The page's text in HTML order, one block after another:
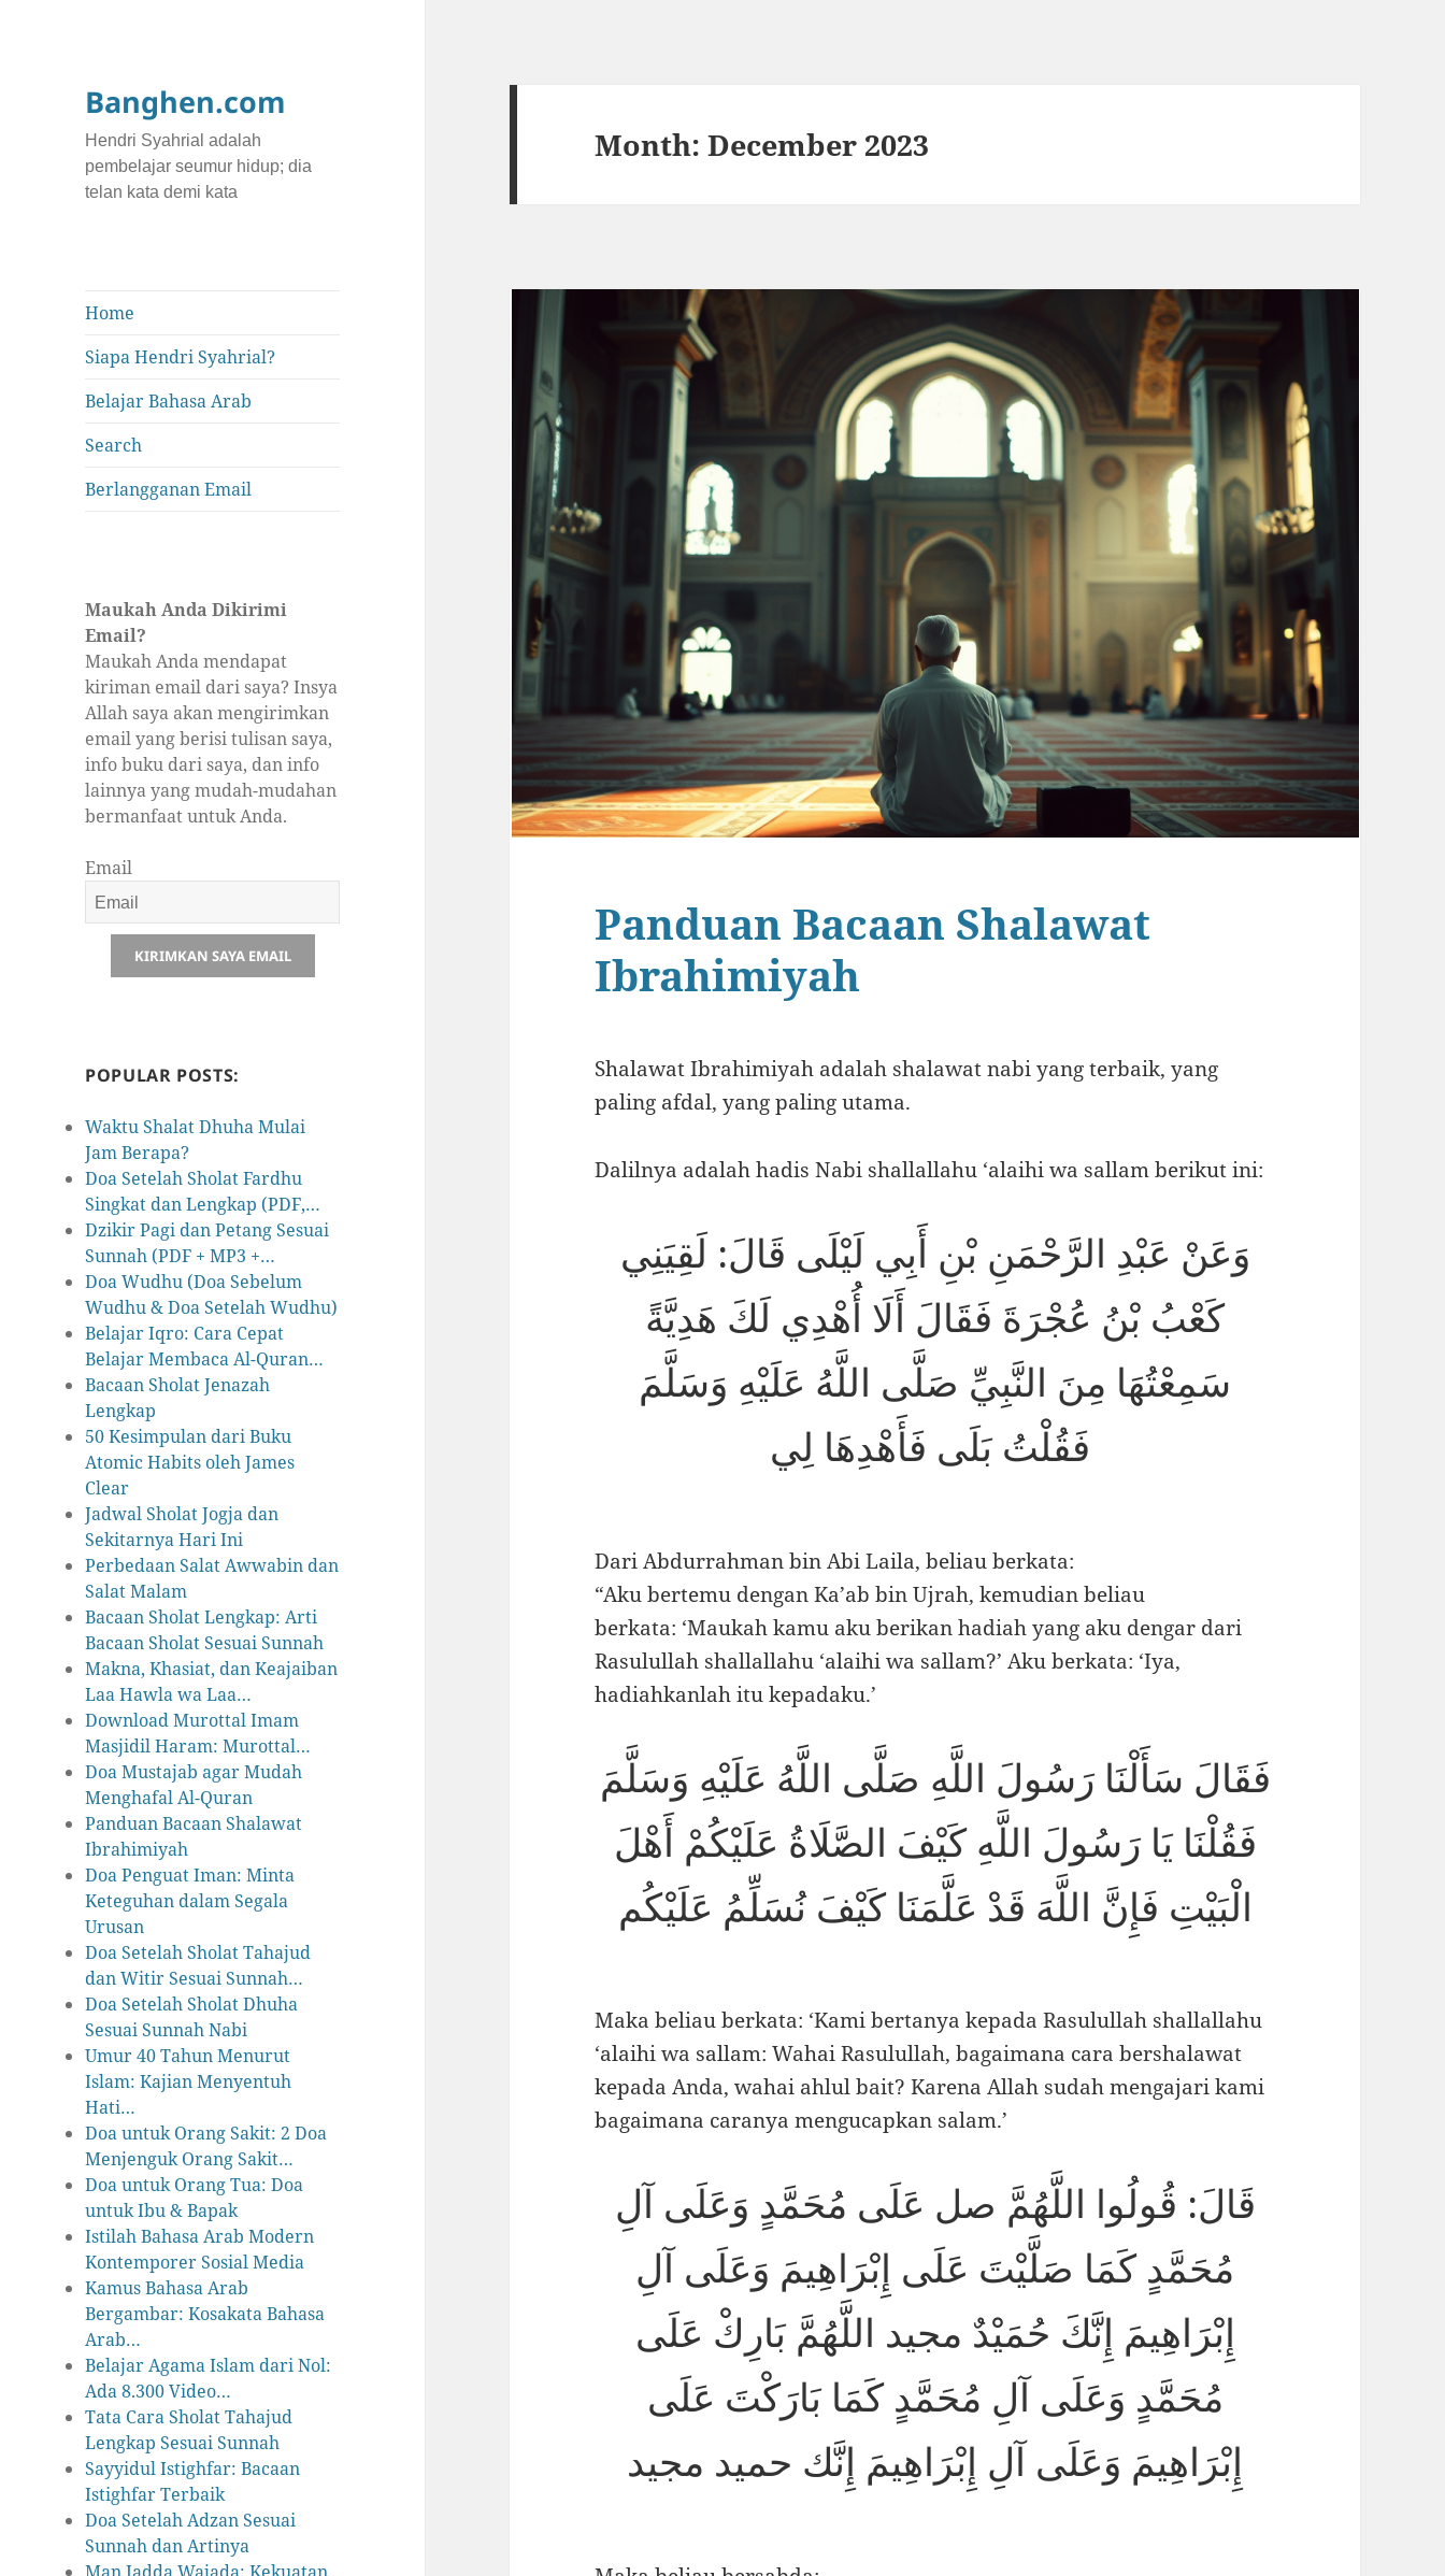
Banghen.com
Hendri Syahrial adalah
pembelajar seumur hidup; dia
telan kata demi kata
Home
Siapa Hendri Syahrial?
Belajar Bahasa Arab
Search
Berlangganan Email
Maukah Anda Dikirimi
Email?
Maukah Anda mendapat
kiriman email dari saya? Insya
Allah saya akan mengirimkan
email yang berisi tulisan saya,
info buku dari saya, dan info
lainnya yang mudah-mudahan
bermanfaat untuk Anda.
Email
KIRIMKAN SAYA EMAIL
POPULAR POSTS:
Waktu Shalat Dhuha Mulai
Jam Berapa?
Doa Setelah Sholat Fardhu
Singkat dan Lengkap (PDF,…
Dzikir Pagi dan Petang Sesuai
Sunnah (PDF + MP3 +…
Doa Wudhu (Doa Sebelum
Wudhu & Doa Setelah Wudhu)
Belajar Iqro: Cara Cepat
Belajar Membaca Al-Quran…
Bacaan Sholat Jenazah
Lengkap
50 Kesimpulan dari Buku
Atomic Habits oleh James
Clear
Jadwal Sholat Jogja dan
Sekitarnya Hari Ini
Perbedaan Salat Awwabin dan
Salat Malam
Bacaan Sholat Lengkap: Arti
Bacaan Sholat Sesuai Sunnah
Makna, Khasiat, dan Keajaiban
Laa Hawla wa Laa…
Download Murottal Imam
Masjidil Haram: Murottal…
Doa Mustajab agar Mudah
Menghafal Al-Quran
Panduan Bacaan Shalawat
Ibrahimiyah
Doa Penguat Iman: Minta
Keteguhan dalam Segala
Urusan
Doa Setelah Sholat Tahajud
dan Witir Sesuai Sunnah…
Doa Setelah Sholat Dhuha
Sesuai Sunnah Nabi
Umur 40 Tahun Menurut
Islam: Kajian Menyentuh
Hati…
Doa untuk Orang Sakit: 2 Doa
Menjenguk Orang Sakit…
Doa untuk Orang Tua: Doa
untuk Ibu & Bapak
Istilah Bahasa Arab Modern
Kontemporer Sosial Media
Kamus Bahasa Arab
Bergambar: Kosakata Bahasa
Arab…
Belajar Agama Islam dari Nol:
Ada 8.300 Video…
Tata Cara Sholat Tahajud
Lengkap Sesuai Sunnah
Sayyidul Istighfar: Bacaan
Istighfar Terbaik
Doa Setelah Adzan Sesuai
Sunnah dan Artinya
Month:December 2023
Panduan Bacaan Shalawat
Ibrahimiyah
Shalawat Ibrahimiyah adalah shalawat nabi yang terbaik, yang
paling afdal, yang paling utama.
Dalilnya adalah hadis Nabi shallallahu ‘alaihi wa sallam berikut ini:
وَعَنْ عَبْدِ الرَّحْمَنِ بْنِ أَبِي لَيْلَى قَالَ: لَقِيَنِي
كَعْبُ بْنُ عُجْرَةَ فَقَالَ أَلَا أُهْدِي لَكَ هَدِيَّةً
سَمِعْتُهَا مِنَ النَّبِيِّ صَلَّى اللَّهُ عَلَيْهِ وَسَلَّمَ
Dari Abdurrahman bin Abi Laila, beliau berkata:
“Aku bertemu dengan Ka’ab bin Ujrah, kemudian beliau
berkata: ‘Maukah kamu aku berikan hadiah yang aku dengar dari
Rasulullah shallallahu ‘alaihi wa sallam?’ Aku berkata: ‘Iya,
hadiahkanlah itu kepadaku.’
فَقَالَ سَأَلْنَا رَسُولَ اللَّهِ صَلَّى اللَّهُ عَلَيْهِ وَسَلَّمَ
فَقُلْنَا يَا رَسُولَ اللَّهِ كَيْفَ الصَّلَاةُ عَلَيْكُمْ أَهْلَ
الْبَيْتِ فَإِنَّ اللَّهَ قَدْ عَلَّمَنَا كَيْفَ نُسَلِّمُ عَلَيْكُم
Maka beliau berkata: ‘Kami bertanya kepada Rasulullah shallallahu
‘alaihi wa sallam: Wahai Rasulullah, bagaimana cara bershalawat
kepada Anda, wahai ahlul bait? Karena Allah sudah mengajari kami
bagaimana caranya mengucapkan salam.’
قَالَ: قُولُوا اللَّهُمَّ صل عَلَى مُحَمَّدٍ وَعَلَى آلِ
مُحَمَّدٍ كَمَا صَلَّيْتَ عَلَى إِبْرَاهِيمَ وَعَلَى آلِ
إِبْرَاهِيمَ إِنَّكَ حُمَيْدٌ مجيد اللَّهُمَّ بَارِكْ عَلَى
مُحَمَّدٍ وَعَلَى آلِ مُحَمَّدٍ كَمَا بَارَكْتَ عَلَى
إِبْرَاهِيمَ وَعَلَى آلِ إِبْرَاهِيمَ إِنَّك حميد مجيد